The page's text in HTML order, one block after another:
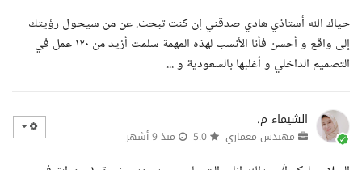
حياك الله أستاذي هادي صدقني إن كنت تبحث. عن من سيحول رؤيتك
إلى واقع و أحسن فأنا الأنسب لهذه المهمة سلمت أزيد من ١٢٠ عمل في
التصميم الداخلي و أغلبها بالسعودية و ...
الشيماء م.
مهندس معماري منذ 9 أشهر